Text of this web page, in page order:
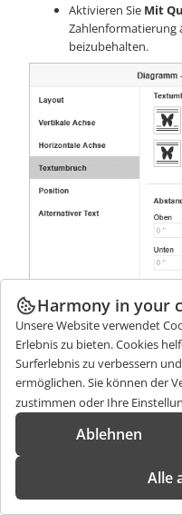
Aktivieren Sie Mit
Zahlenformatierung
beizubehalten.
Diagramm relativ zum
Harmony in your
Unsere Website verwendet
Erlebnis zu bieten. Cookies
Surferlebnis zu verbessern
ermöglichen. Sie können der
zustimmen oder Ihre
Ablehnen
Alle